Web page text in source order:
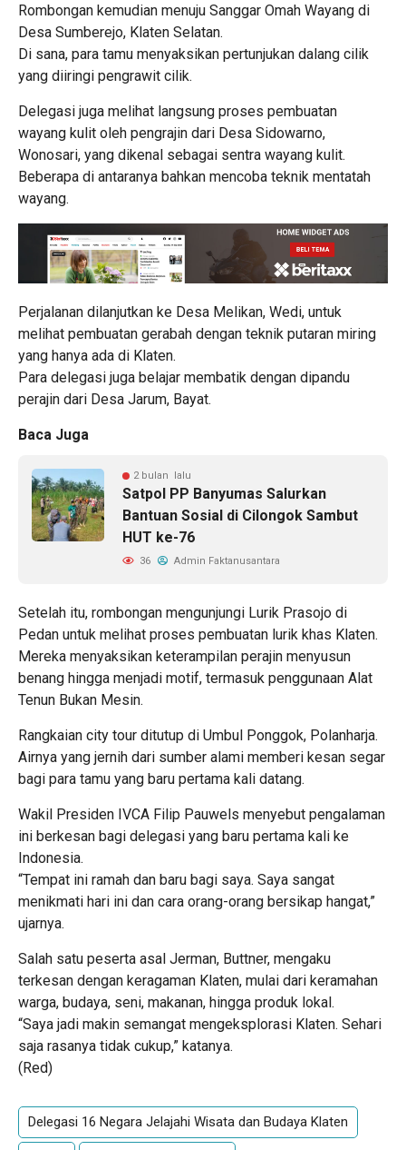
Rombongan kemudian menuju Sanggar Omah Wayang di
Desa Sumberejo, Klaten Selatan.
Di sana, para tamu menyaksikan pertunjukan dalang cilik
yang diiringi pengrawit cilik.
Delegasi juga melihat langsung proses pembuatan
wayang kulit oleh pengrajin dari Desa Sidowarno,
Wonosari, yang dikenal sebagai sentra wayang kulit.
Beberapa di antaranya bahkan mencoba teknik mentatah
wayang.
Perjalanan dilanjutkan ke Desa Melikan, Wedi, untuk
melihat pembuatan gerabah dengan teknik putaran miring
yang hanya ada di Klaten.
Para delegasi juga belajar membatik dengan dipandu
perajin dari Desa Jarum, Bayat.
Baca Juga
2 bulan lalu
Satpol PP Banyumas Salurkan
Bantuan Sosial di Cilongok Sambut
HUT ke-76
36 Admin Faktanusantara
Setelah itu, rombongan mengunjungi Lurik Prasojo di
Pedan untuk melihat proses pembuatan lurik khas Klaten.
Mereka menyaksikan keterampilan perajin menyusun
benang hingga menjadi motif, termasuk penggunaan Alat
Tenun Bukan Mesin.
Rangkaian city tour ditutup di Umbul Ponggok, Polanharja.
Airnya yang jernih dari sumber alami memberi kesan segar
bagi para tamu yang baru pertama kali datang.
Wakil Presiden IVCA Filip Pauwels menyebut pengalaman
ini berkesan bagi delegasi yang baru pertama kali ke
Indonesia.
“Tempat ini ramah dan baru bagi saya. Saya sangat
menikmati hari ini dan cara orang-orang bersikap hangat,”
ujarnya.
Salah satu peserta asal Jerman, Buttner, mengaku
terkesan dengan keragaman Klaten, mulai dari keramahan
warga, budaya, seni, makanan, hingga produk lokal.
“Saya jadi makin semangat mengeksplorasi Klaten. Sehari
saja rasanya tidak cukup,” katanya.
(Red)
Delegasi 16 Negara Jelajahi Wisata dan Budaya Klaten